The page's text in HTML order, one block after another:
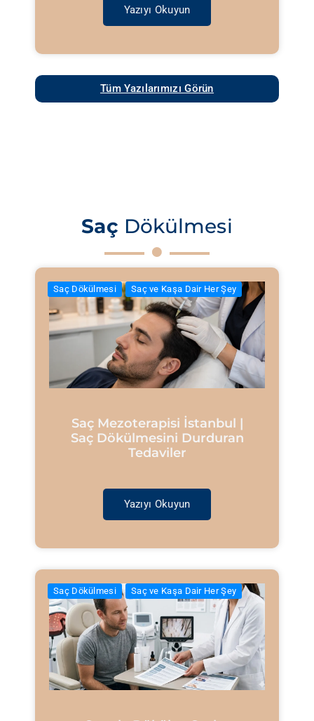
Yazıyı Okuyun
Tüm Yazılarımızı Görün
Saç Dökülmesi
Saç Dökülmesi Saç ve Kaşa Dair Her Şey
Saç Mezoterapisi İstanbul |
Saç Dökülmesini Durduran
Tedaviler
Yazıyı Okuyun
Saç Dökülmesi Saç ve Kaşa Dair Her Şey